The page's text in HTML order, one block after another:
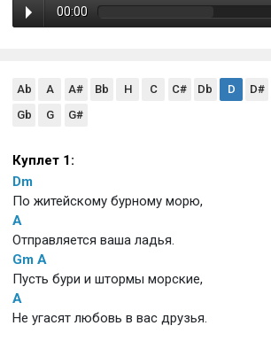
00:00
Ab A A# Bb H C C# Db D D#
Gb
G G#
Куплет 1:
Dm
По житейскому бурному морю,
A
Отправляется ваша ладья.
Gm A
Пусть бури и штормы морские,
A
Не угасят любовь в вас друзья.